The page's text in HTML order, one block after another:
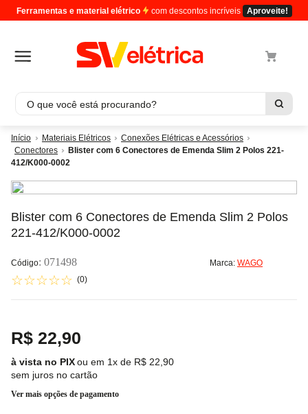
Ferramentas e material elétrico com descontos incríveis Aproveite!
O que você está procurando?
Materiais Elétricos
Conexões Elétricas e Acessórios
Conectores
Blister com 6 Conectores de Emenda Slim 2 Polos 221-
412/K000-0002
Blister com 6 Conectores de Emenda Slim 2 Polos
221-412/K000-0002
: 071498 Marca: WAGO
☆☆☆☆☆ (0)
R$ 22,90
ou em 1x de R$ 22 90
sem juros no cartão
Ver mais opções de pagamento
Termos mais buscados
1º cabo
2º luminaria
4º 4